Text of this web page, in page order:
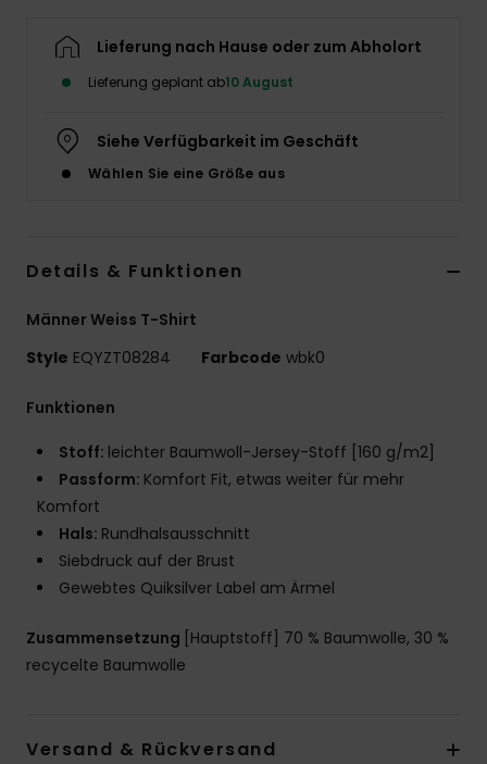
Lieferung nach Hause oder zum Abholort
Lieferung geplant ab10 August
Siehe Verfügbarkeit im Geschäft
Wählen Sie eine Größe aus
Details & Funktionen
Männer Weiss T-Shirt
Style EQYZT08284 Farbcode wbk0
Funktionen
Stoff: leichter Baumwoll-Jersey-Stoff [160 g/m2]
Passform: Komfort Fit, etwas weiter für mehr
Komfort
Hals: Rundhalsausschnitt
Siebdruck auf der Brust
Gewebtes Quiksilver Label am Ärmel
Zusammensetzung [Hauptstoff] 70 % Baumwolle, 30 %
recycelte Baumwolle
Versand & Rückversand